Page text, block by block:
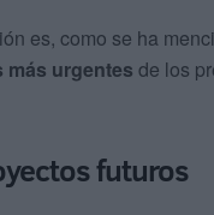
es, como se ha
más urgentes de los
futuros